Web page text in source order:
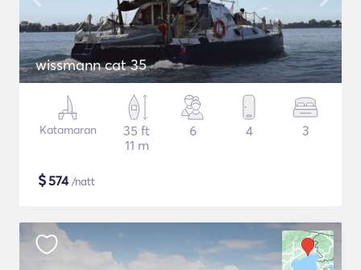
wissmann cat 35
Katamaran
35 ft
11 m
6 4 3
$574/natt